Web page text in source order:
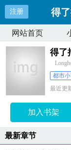
注册 得
网站首页
得了
都市
最近更
加入书架
最新章节